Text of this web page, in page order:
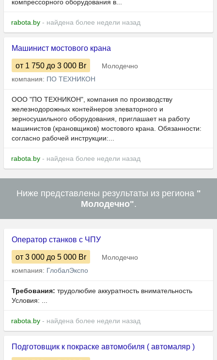
компрессорного оборудования в...
rabota.by - найдена более недели назад
Машинист мостового крана
от 1 750 до 3 000 Br
Молодечно
компания: ПО ТЕХНИКОН
ООО "ПО ТЕХНИКОН", компания по производству
железнодорожных контейнеров элеваторного и
зерносушильного оборудования, приглашает на работу
машинистов (крановщиков) мостового крана. Обязанности:
согласно рабочей инструкции:...
rabota.by - найдена более недели назад
Ниже представлены результаты из региона "
Молодечно".
Оператор станков с ЧПУ
от 3 000 до 5 000 Br
Молодечно
компания: ГлобалЭкспо
Требования: трудолюбие аккуратность внимательность
Условия: ...
rabota.by - найдена более недели назад
Подготовщик к покраске автомобиля ( автомаляр )